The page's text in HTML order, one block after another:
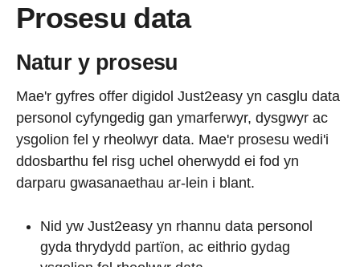
Prosesu data
Natur y prosesu
Mae'r gyfres offer digidol Just2easy yn casglu data
personol cyfyngedig gan ymarferwyr, dysgwyr ac
ysgolion fel y rheolwyr data. Mae'r prosesu wedi'i
ddosbarthu fel risg uchel oherwydd ei fod yn
darparu gwasanaethau ar-lein i blant.
Nid yw Just2easy yn rhannu data personol
gyda thrydydd partïon, ac eithrio gydag